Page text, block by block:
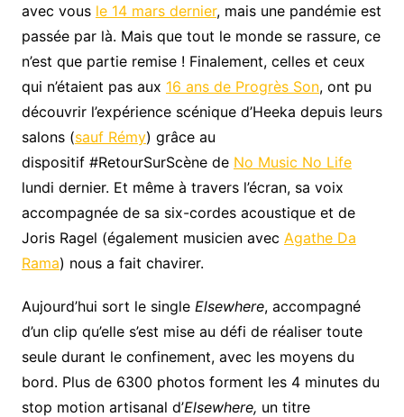
avec vous le 14 mars dernier, mais une pandémie est
passée par là. Mais que tout le monde se rassure, ce
n’est que partie remise ! Finalement, celles et ceux
qui n’étaient pas aux 16 ans de Progrès Son, ont pu
découvrir l’expérience scénique d’Heeka depuis leurs
salons (sauf Rémy) grâce au
dispositif #RetourSurScène de No Music No Life
lundi dernier. Et même à travers l’écran, sa voix
accompagnée de sa six-cordes acoustique et de
Joris Ragel (également musicien avec Agathe Da
Rama) nous a fait chavirer.
Aujourd’hui sort le single Elsewhere, accompagné
d’un clip qu’elle s’est mise au défi de réaliser toute
seule durant le confinement, avec les moyens du
bord. Plus de 6300 photos forment les 4 minutes du
stop motion artisanal d’Elsewhere, un titre